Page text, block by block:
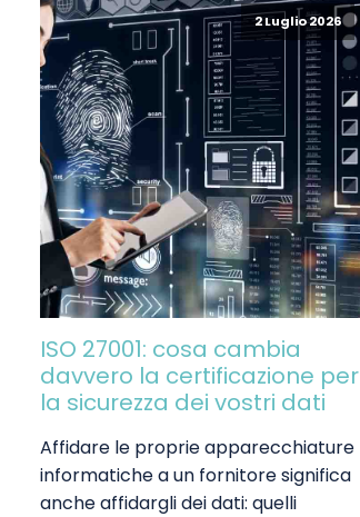
2 Luglio 2026
ISO 27001: cosa cambia
davvero la certificazione per
la sicurezza dei vostri dati
Affidare le proprie apparecchiature
informatiche a un fornitore significa
anche affidargli dei dati: quelli